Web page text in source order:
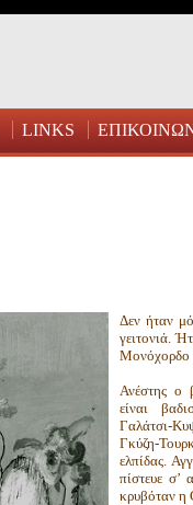
LINKS
Δεν ήταν
γειτονιά.
Μονόχορδο
Ανέστης ο
είναι
Γαλάτσι-
Γκύζη-
ελπίδας.
πίστευε σ’
κρυβόταν η